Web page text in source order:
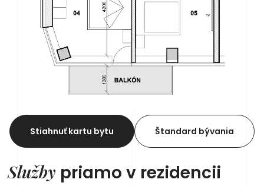
Stiahnuť kartu bytu Štandard bývania
Služby priamo v rezidencii